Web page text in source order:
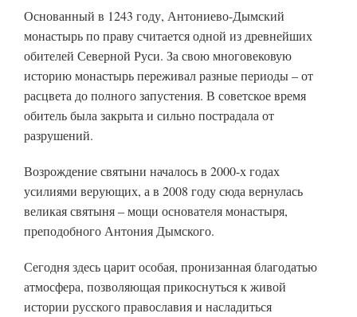
Основанный в 1243 году, Антониево-Дымский
монастырь по праву считается одной из древнейших
обителей Северной Руси. За свою многовековую
историю монастырь переживал разные периоды – от
расцвета до полного запустения. В советское время
обитель была закрыта и сильно пострадала от
разрушений.
Возрождение святыни началось в 2000-х годах
усилиями верующих, а в 2008 году сюда вернулась
великая святыня – мощи основателя монастыря,
преподобного Антония Дымского.
Сегодня здесь царит особая, пронизанная благодатью
атмосфера, позволяющая прикоснуться к живой
истории русского православия и насладиться